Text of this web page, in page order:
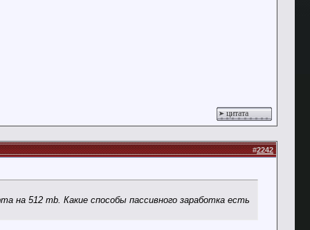
цитата
#2242
на 512 mb. Какие способы пассивного заработка есть